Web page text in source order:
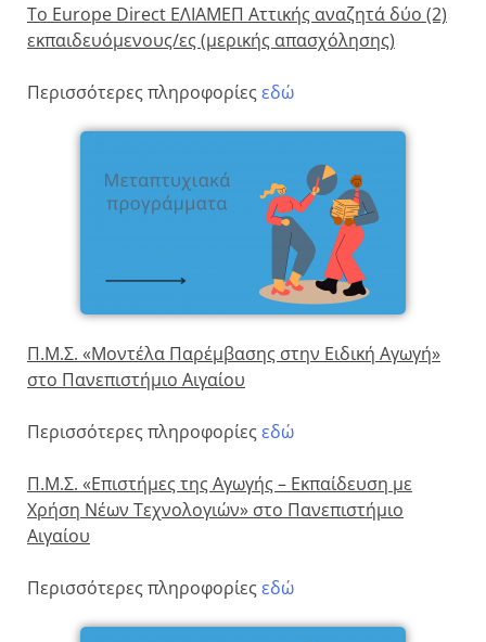
Το Europe Direct ΕΛΙΑΜΕΠ Αττικής αναζητά δύο (2)
εκπαιδευόμενους/ες (μερικής απασχόλησης)
Περισσότερες πληροφορίες εδώ
Π.Μ.Σ. «Μοντέλα Παρέμβασης στην Ειδική Αγωγή»
στο Πανεπιστήμιο Αιγαίου
Περισσότερες πληροφορίες εδώ
Π.Μ.Σ. «Επιστήμες της Αγωγής – Εκπαίδευση με
Χρήση Νέων Τεχνολογιών» στο Πανεπιστήμιο
Αιγαίου
Περισσότερες πληροφορίες εδώ